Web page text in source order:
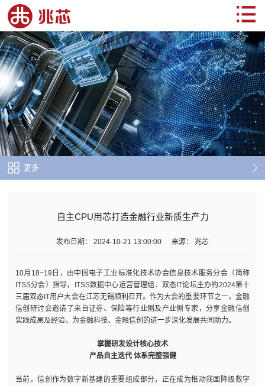
更多
自主CPU用芯打造金融行业新质生产力
发布日期： 2024-10-21 13:00:00 来源： 兆芯
10月18~19日，由中国电子工业标准化技术协会信息技术服务分会（简称
ITSS分会）指导，ITSS数据中心运营管理组、双态IT论坛主办的2024第十
三届双态IT用户大会在江苏无锡顺利召开。作为大会的重要环节之一，金融
信创研讨会邀请了来自证券、保险等行业侧及产业侧专家，分享金融信创
实践成果及经验，为金融科技、金融信创的进一步深化发展共同助力。
掌握研发设计核心技术
产品自主迭代 体系完整强健
当前，信创作为数字新基建的重要组成部分，正在成为推动我国降级数字